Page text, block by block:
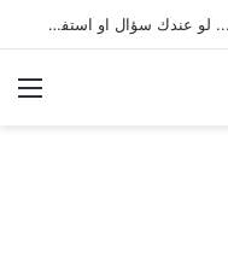
نتشرف بتلقي طلباتكم و استفسارتكم ... لو عندك سؤال او استفسار ماتدرددش فى طلب المساعدة